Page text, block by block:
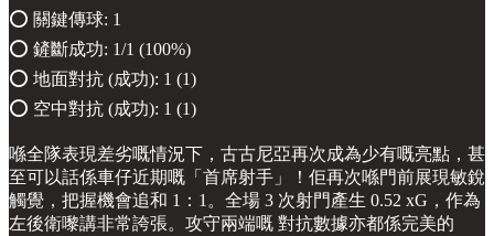
⭕️ 關鍵傳球: 1
⭕️ 鏟斷成功: 1/1 (100%)
⭕️ 地面對抗 (成功): 1 (1)
⭕️ 空中對抗 (成功): 1 (1)
喺全隊表現差劣嘅情況下，古古尼亞再次成為少有嘅亮點，甚
至可以話係車仔近期嘅「首席射手」！佢再次喺門前展現敏銳
觸覺，把握機會追和 1：1。全場 3 次射門產生 0.52 xG，作為
左後衛嚟講非常誇張。攻守兩端嘅 對抗數據亦都係完美的